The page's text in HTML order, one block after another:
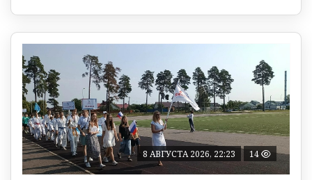
8 АВГУСТА 2026, 22:23 14